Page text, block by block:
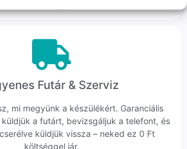
Futár & Szerviz
mi megyünk a készülékért. Garanciális
a futárt, bevizsgáljuk a telefont, és
küldjük vissza – neked ez 0 Ft
költséggel jár.